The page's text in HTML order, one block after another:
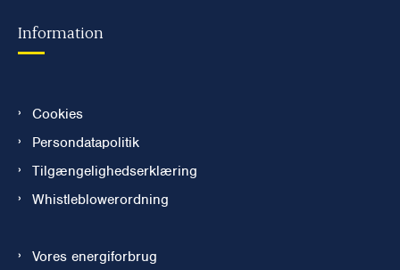
Information
Cookies
Persondatapolitik
Tilgængelighedserklæring
Whistleblowerordning
Vores energiforbrug